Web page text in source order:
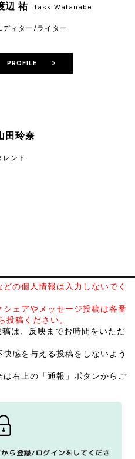
辺 祐 Task Watanabe
ディター/ライター
田玲奈
レント
PROFILE >
の個人情報は入力しないでく
ェアやメッセージ投稿は各番
投稿ください。
は、反映までお時間をいただ
感を与える投稿をしないよう
右上の「通報」ボタンからご
ら登録/ログインをしてくださ